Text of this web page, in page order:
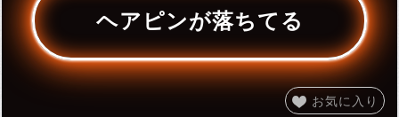
ヘアピンが落ちてる
お気に入り